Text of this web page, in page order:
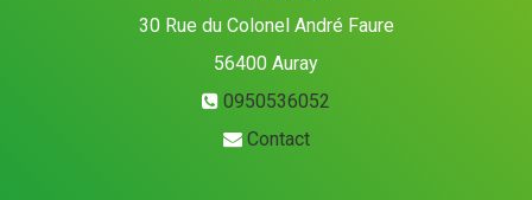
30 Rue du Colonel André Faure
56400 Auray
0950536052
Contact